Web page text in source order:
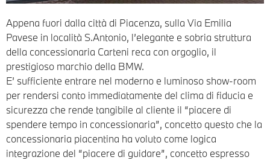
Appena fuori dalla città di Piacenza, sulla Via Emilia
Pavese in località S.Antonio, l’elegante e sobria struttura
della concessionaria Carteni reca con orgoglio, il
prestigioso marchio della BMW.
E’ sufficiente entrare nel moderno e luminoso show-room
per rendersi conto immediatamente del clima di fiducia e
sicurezza che rende tangibile al cliente il “piacere di
spendere tempo in concessionaria”, concetto questo che la
concessionaria piacentina ha voluto come logica
integrazione del “piacere di guidare”, concetto espresso